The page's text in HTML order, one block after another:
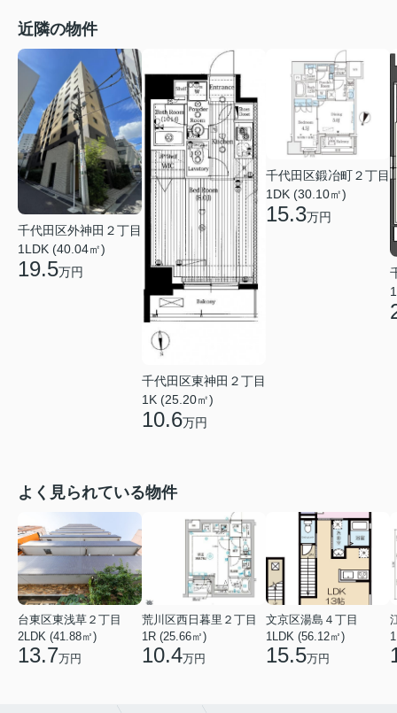
近隣の物件
千代田区外神田２丁目
1LDK (40.04㎡)
19.5万円
千代田区東神田２丁目
1K (25.20㎡)
10.6万円
千代田区鍛冶町２丁目
1DK (30.10㎡)
15.3万円
よく見られている物件
台東区東浅草２丁目
2LDK (41.88㎡)
13.7万円
荒川区西日暮里２丁目
1R (25.66㎡)
10.4万円
文京区湯島４丁目
1LDK (56.12㎡)
15.5万円